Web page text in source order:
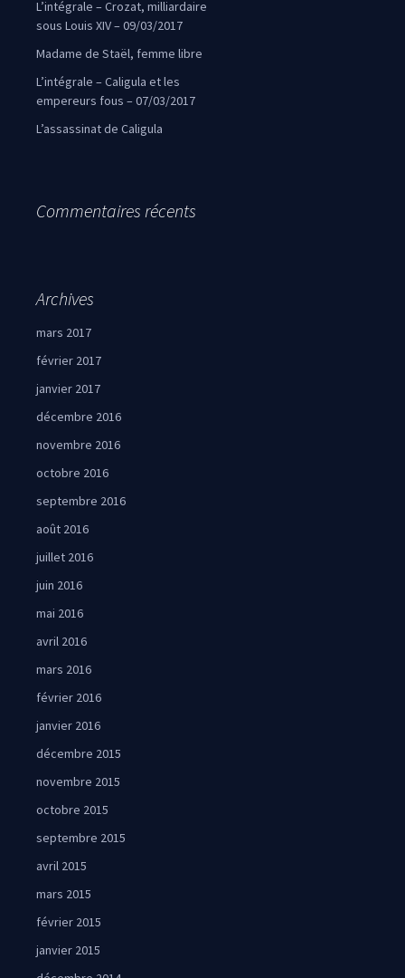
L’intégrale – Crozat, milliardaire
sous Louis XIV – 09/03/2017
Madame de Staël, femme libre
L’intégrale – Caligula et les
empereurs fous – 07/03/2017
L’assassinat de Caligula
Commentaires récents
Archives
mars 2017
février 2017
janvier 2017
décembre 2016
novembre 2016
octobre 2016
septembre 2016
août 2016
juillet 2016
juin 2016
mai 2016
avril 2016
mars 2016
février 2016
janvier 2016
décembre 2015
novembre 2015
octobre 2015
septembre 2015
avril 2015
mars 2015
février 2015
janvier 2015